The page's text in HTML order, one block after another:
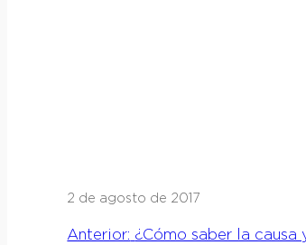
2 de agosto de 2017
Anterior: ¿Cómo saber la